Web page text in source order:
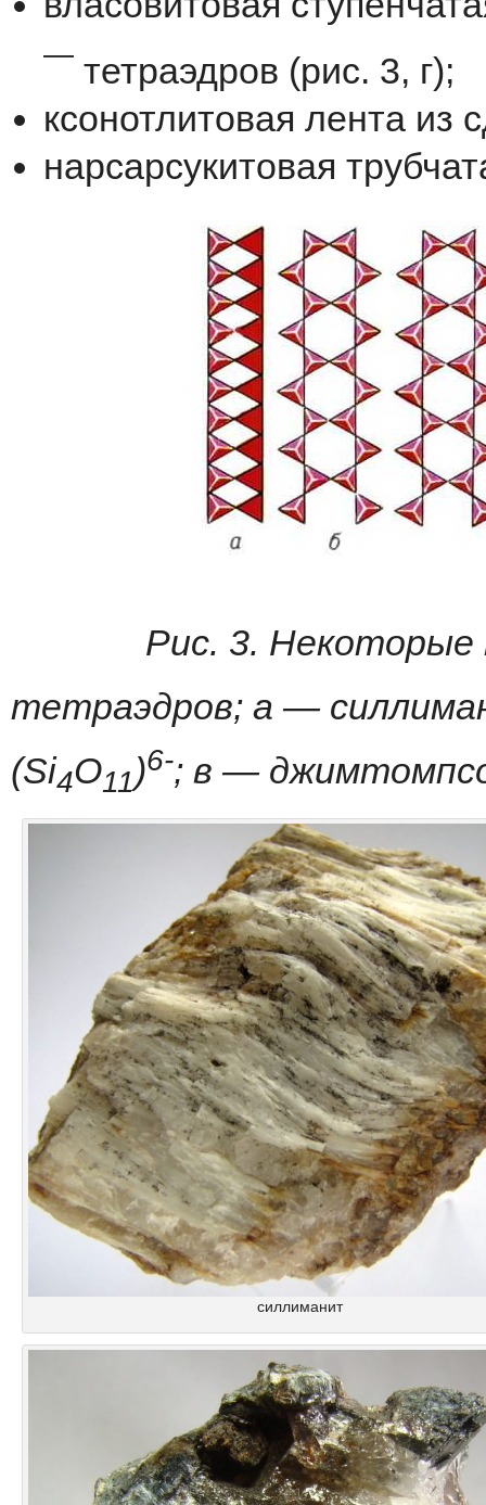
— тетраэдров (рис. 3, г);
ксонотлитовая лента из
нарсарсукитовая
Pис. 3. Hекоторые
тетраэдров; a —
(Si4O11)6-; в —
силлиманит